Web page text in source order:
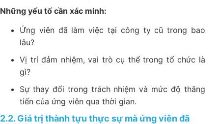
Những yếu tố cần xác minh:
Ứng viên đã làm việc tại công ty cũ trong bao
lâu?
Vị trí đảm nhiệm, vai trò cụ thể trong tổ chức là
gì?
Sự thay đổi trong trách nhiệm và mức độ thăng
tiến của ứng viên qua thời gian.
2.2. Giá trị thành tựu thực sự mà ứng viên đã